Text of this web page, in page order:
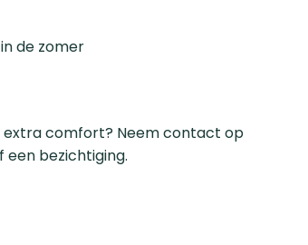
de zomer
comfort? Neem contact op
bezichtiging.